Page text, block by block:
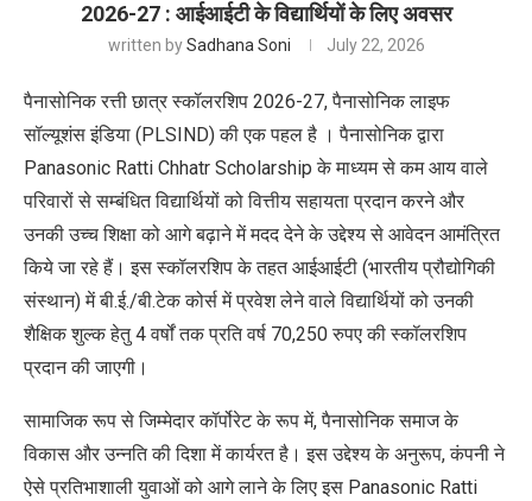
2026-27 : आईआईटी के विद्यार्थियों के लिए अवसर
written bySadhana Soni July 22, 2026
पैनासोनिक रत्ती छात्र स्कॉलरशिप 2026-27, पैनासोनिक लाइफ
सॉल्यूशंस इंडिया (PLSIND) की एक पहल है । पैनासोनिक द्वारा
Panasonic Ratti Chhatr Scholarship के माध्यम से कम आय वाले
परिवारों से सम्बंधित विद्यार्थियों को वित्तीय सहायता प्रदान करने और
उनकी उच्च शिक्षा को आगे बढ़ाने में मदद देने के उद्देश्य से आवेदन आमंत्रित
किये जा रहे हैं। इस स्कॉलरशिप के तहत आईआईटी (भारतीय प्रौद्योगिकी
संस्थान) में बी.ई./बी.टेक कोर्स में प्रवेश लेने वाले विद्यार्थियों को उनकी
शैक्षिक शुल्क हेतु 4 वर्षों तक प्रति वर्ष 70,250 रुपए की स्कॉलरशिप
प्रदान की जाएगी।
सामाजिक रूप से जिम्मेदार कॉर्पोरेट के रूप में, पैनासोनिक समाज के
विकास और उन्नति की दिशा में कार्यरत है। इस उद्देश्य के अनुरूप, कंपनी ने
ऐसे प्रतिभाशाली युवाओं को आगे लाने के लिए इस Panasonic Ratti